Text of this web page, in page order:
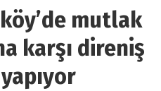
mutlak
karşı direniş